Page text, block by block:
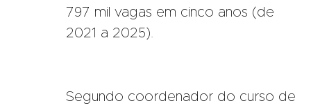
797 mil vagas em cinco anos (de
2021 a 2025).
Segundo coordenador do curso de